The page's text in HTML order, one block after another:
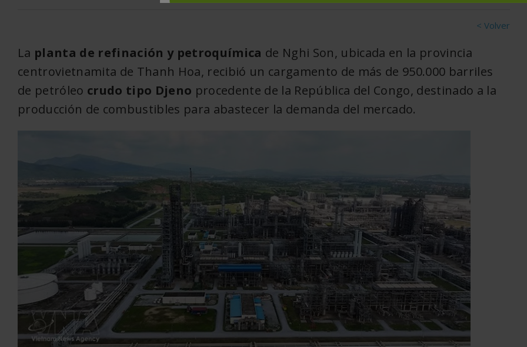
< Volver
La planta de refinación y petroquímica de Nghi Son, ubicada en la provincia
centrovietnamita de Thanh Hoa, recibió un cargamento de más de 950.000 barriles
de petróleo crudo tipo Djeno procedente de la República del Congo, destinado a la
producción de combustibles para abastecer la demanda del mercado.